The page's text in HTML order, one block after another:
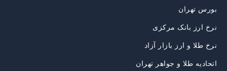
بورس تهران
نرخ ارز بانک مرکزی
نرخ طلا و ارز بازار آزاد
اتحادیه طلا و جواهر تهران